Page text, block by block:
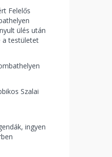
Felelős
ülés után
a testületet
Szalai
ingyen